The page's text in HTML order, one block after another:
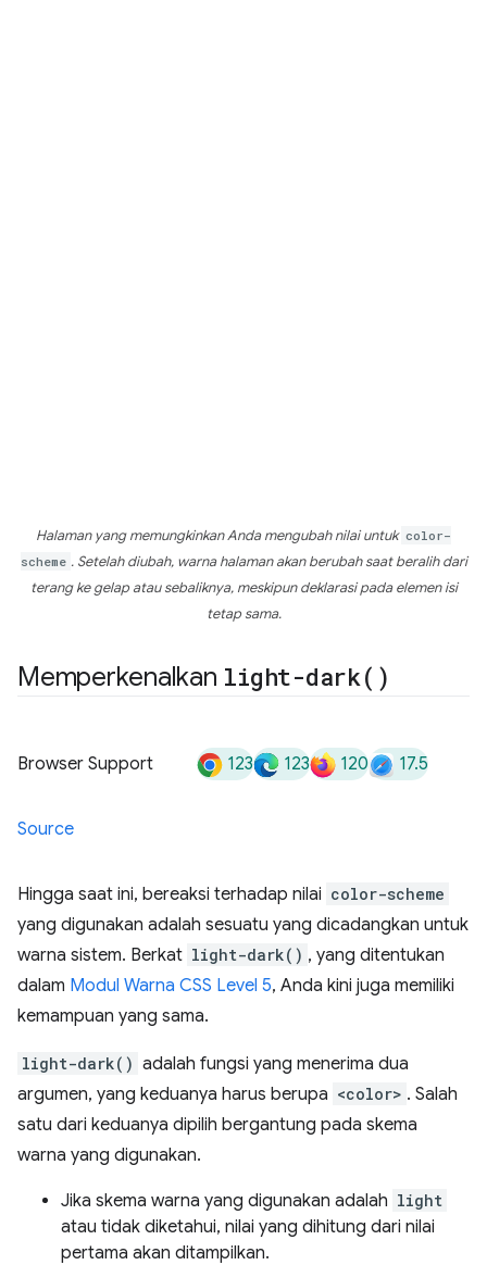
Halaman yang memungkinkan Anda mengubah nilai untuk color-
scheme . Setelah diubah, warna halaman akan berubah saat beralih dari
terang ke gelap atau sebaliknya, meskipun deklarasi pada elemen isi
tetap sama.
Memperkenalkan light-dark( )
Browser Support 123 123 120 17.5
Source
Hingga saat ini, bereaksi terhadap nilai color-scheme
yang digunakan adalah sesuatu yang dicadangkan untuk
warna sistem. Berkat light-dark() , yang ditentukan
dalam Modul Warna CSS Level 5, Anda kini juga memiliki
kemampuan yang sama.
light-dark() adalah fungsi yang menerima dua
argumen, yang keduanya harus berupa <color> . Salah
satu dari keduanya dipilih bergantung pada skema
warna yang digunakan.
Jika skema warna yang digunakan adalah light
atau tidak diketahui, nilai yang dihitung dari nilai
pertama akan ditampilkan.